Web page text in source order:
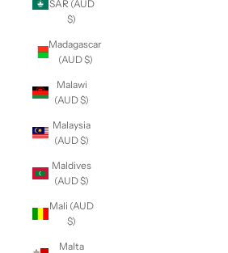
SAR (AUD
$)
Madagascar
(AUD $)
Malawi
(AUD $)
Malaysia
(AUD $)
Maldives
(AUD $)
Mali (AUD
$)
Malta